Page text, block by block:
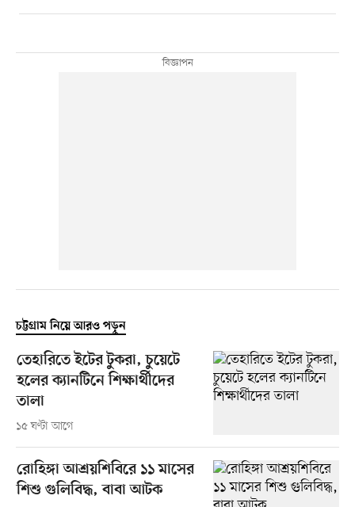
চট্টগ্রাম নিয়ে আরও পড়ুন
তেহারিতে ইটের টুকরা, চুয়েটে
হলের ক্যানটিনে শিক্ষার্থীদের
তালা
১৫ ঘণ্টা আগে
রোহিঙ্গা আশ্রয়শিবিরে ১১ মাসের
শিশু গুলিবিদ্ধ, বাবা আটক